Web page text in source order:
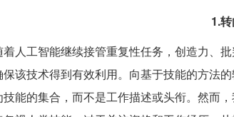
1.
着人工智能继续接管重复性任务，创造力、
保该技术得到有效利用。向基于技能的方法
技能的集合，而不是工作描述或头衔。然而